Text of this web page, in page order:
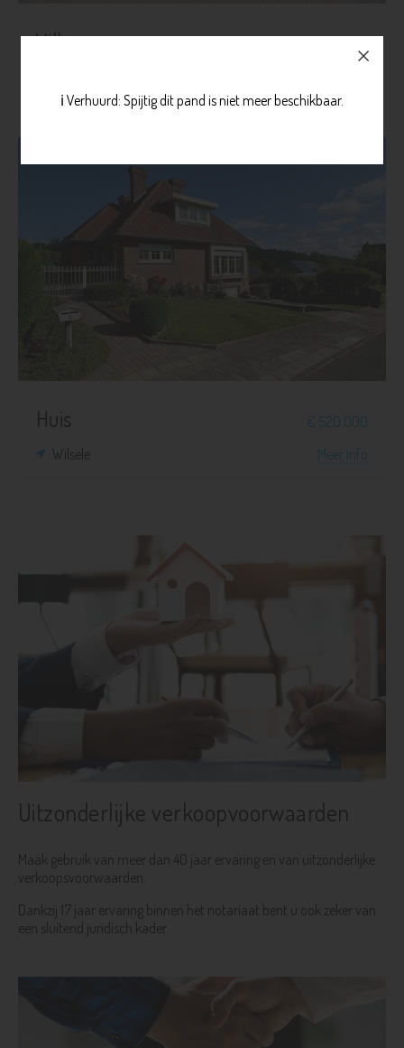
Villa
3
Huis
€ 520.000
Wilsele
Meer info
Uitzonderlijke verkoopvoorwaarden
Maak gebruik van meer dan 40 jaar ervaring en van uitzonderlijke
verkoopsvoorwaarden.
Dankzij 17 jaar ervaring binnen het notariaat bent u ook zeker van
een sluitend juridisch kader.
ℹ️ Verhuurd: Spijtig dit pand is niet meer beschikbaar.